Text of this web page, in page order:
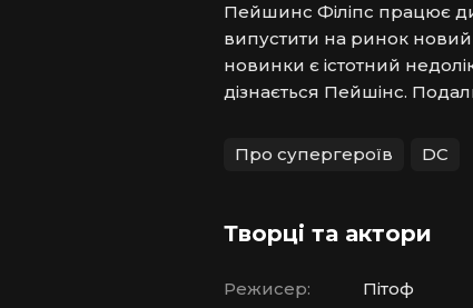
Пейшинс Філіпс працює
випустити на ринок новий
новинки є істотний
дізнається Пейшінс.
Про супергероїв DC
Творці та актори
Режисер: Пітоф